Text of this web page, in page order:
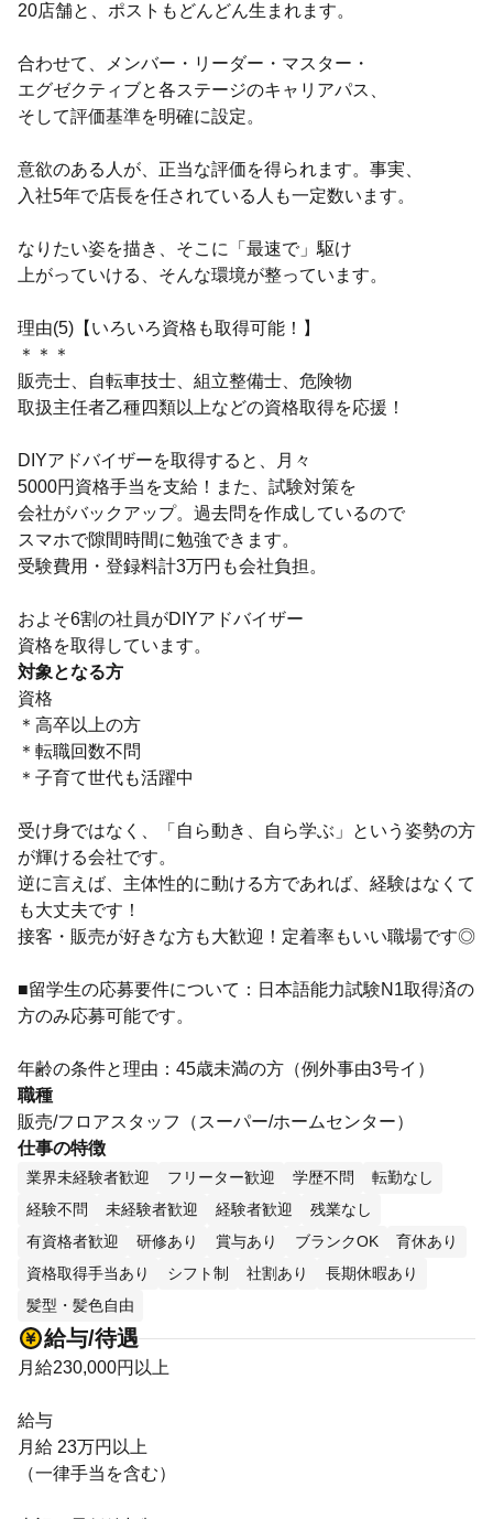
20店舗と、ポストもどんどん生まれます。
合わせて、メンバー・リーダー・マスター・
エグゼクティブと各ステージのキャリアパス、
そして評価基準を明確に設定。
意欲のある人が、正当な評価を得られます。事実、
入社5年で店長を任されている人も一定数います。
なりたい姿を描き、そこに「最速で」駆け
上がっていける、そんな環境が整っています。
理由(5)【いろいろ資格も取得可能！】
＊＊＊
販売士、自転車技士、組立整備士、危険物
取扱主任者乙種四類以上などの資格取得を応援！
DIYアドバイザーを取得すると、月々
5000円資格手当を支給！また、試験対策を
会社がバックアップ。過去問を作成しているので
スマホで隙間時間に勉強できます。
受験費用・登録料計3万円も会社負担。
およそ6割の社員がDIYアドバイザー
資格を取得しています。
対象となる方
資格
＊高卒以上の方
＊転職回数不問
＊子育て世代も活躍中
受け身ではなく、「自ら動き、自ら学ぶ」という姿勢の方
が輝ける会社です。
逆に言えば、主体性的に動ける方であれば、経験はなくて
も大丈夫です！
接客・販売が好きな方も大歓迎！定着率もいい職場です◎
■留学生の応募要件について：日本語能力試験N1取得済の
方のみ応募可能です。
年齢の条件と理由：45歳未満の方（例外事由3号イ）
職種
販売/フロアスタッフ（スーパー/ホームセンター）
仕事の特徴
業界未経験者歓迎 フリーター歓迎 学歴不問
転勤なし
経験不問
未経験者歓迎 経験者歓迎
残業なし
有資格者歓迎
研修あり 賞与あり ブランクOK
育休あり
資格取得手当あり
シフト制 社割あり
長期休暇あり
髪型・髪色自由
給与/待遇
月給230,000円以上
給与
月給 23万円以上
（一律手当を含む）